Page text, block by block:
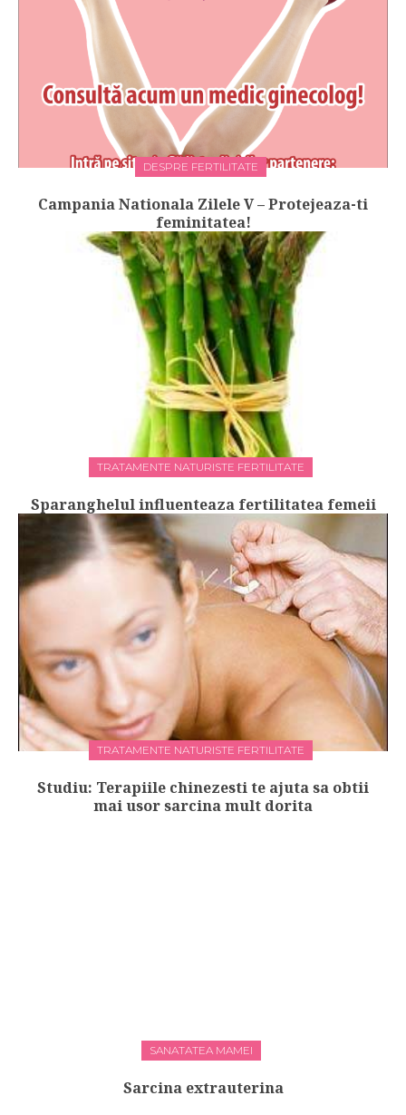
DESPRE FERTILITATE
Campania Nationala Zilele V – Protejeaza-ti
feminitatea!
TRATAMENTE NATURISTE FERTILITATE
Sparanghelul influenteaza fertilitatea femeii
TRATAMENTE NATURISTE FERTILITATE
Studiu: Terapiile chinezesti te ajuta sa obtii
mai usor sarcina mult dorita
SANATATEA MAMEI
Sarcina extrauterina